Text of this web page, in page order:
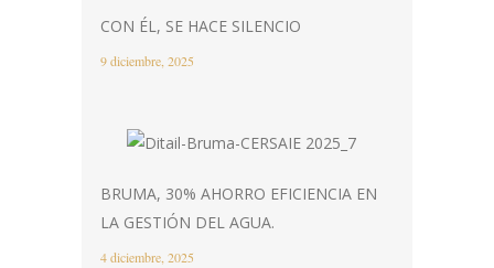
CON ÉL, SE HACE SILENCIO
9 diciembre, 2025
BRUMA, 30% AHORRO EFICIENCIA EN
LA GESTIÓN DEL AGUA.
4 diciembre, 2025